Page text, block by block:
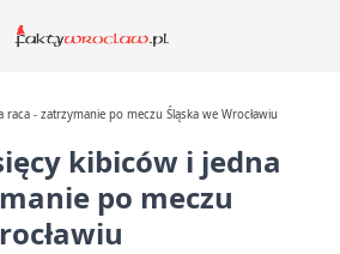
- zatrzymanie po meczu Śląska we Wrocławiu
kibiców i jedna
po meczu